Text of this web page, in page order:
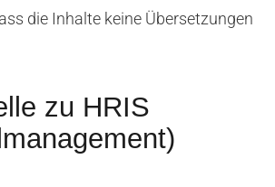
die Inhalte keine Übersetzungen
zu HRIS